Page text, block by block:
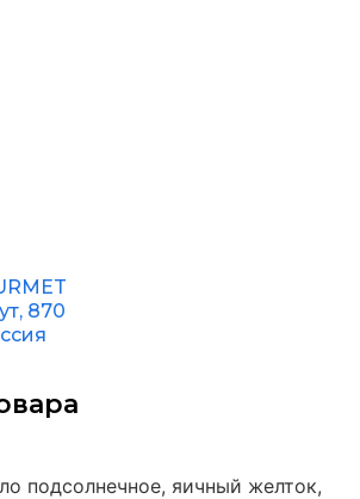
870
подсолнечное, яичный желток,